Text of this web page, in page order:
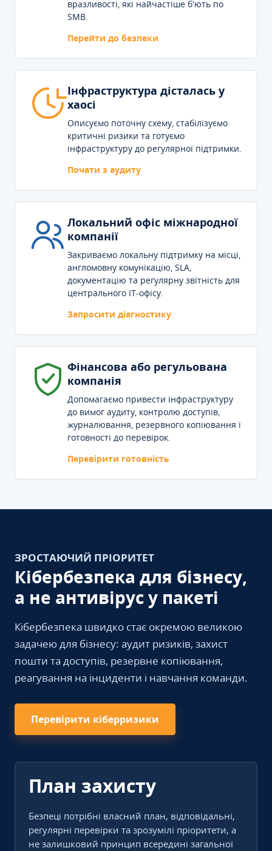
вразливості, які найчастіше б'ють по
SMB.
Перейти до безпеки
Інфраструктура дісталась у
хаосі
Описуємо поточну схему, стабілізуємо
критичні ризики та готуємо
інфраструктуру до регулярної підтримки.
Почати з аудиту
Локальний офіс міжнародної
компанії
Закриваємо локальну підтримку на місці,
англомовну комунікацію, SLA,
документацію та регулярну звітність для
центрального IT-офісу.
Запросити діагностику
Фінансова або регульована
компанія
Допомагаємо привести інфраструктуру
до вимог аудиту, контролю доступів,
журналювання, резервного копіювання і
готовності до перевірок.
Перевірити готовність
ЗРОСТАЮЧИЙ ПРІОРИТЕТ
Кібербезпека для бізнесу,
а не антивірус у пакеті
Кібербезпека швидко стає окремою великою
задачею для бізнесу: аудит ризиків, захист
пошти та доступів, резервне копіювання,
реагування на інциденти і навчання команди.
Перевірити кіберризики
План захисту
Безпеці потрібні власний план, відповідальні,
регулярні перевірки та зрозумілі пріоритети, а
не залишковий принцип всередині загальної